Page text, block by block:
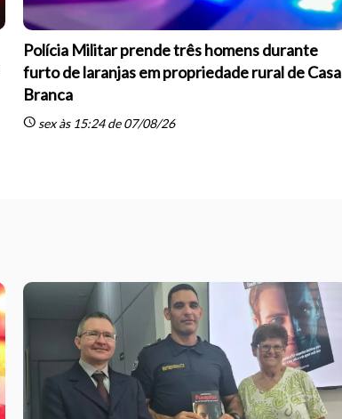
Polícia Militar prende três homens durante
furto de laranjas em propriedade rural de Casa
Branca
schedulesex às 15:24 de 07/08/26